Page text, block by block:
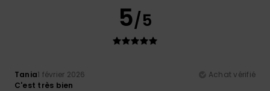
5/5
Tania1 février 2026
Achat vérifié
C'est très bien